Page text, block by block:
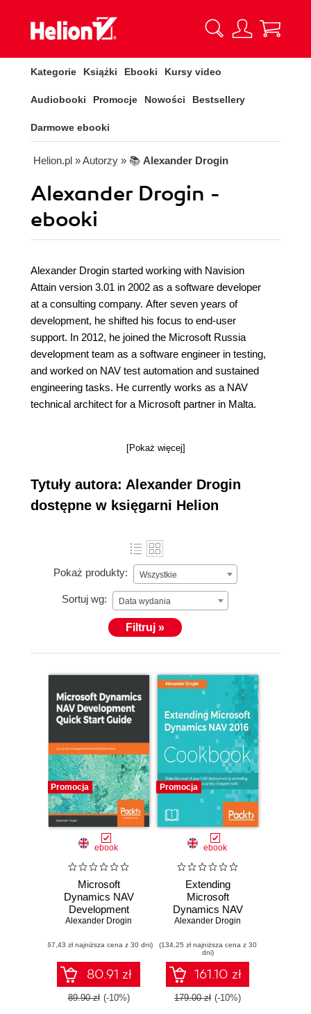
Kategorie Książki Ebooki Kursy video
Audiobooki Promocje Nowości Bestsellery
Darmowe ebooki
Helion.pl » Autorzy » 📚 Alexander Drogin
Alexander Drogin -
ebooki
Alexander Drogin started working with Navision
Attain version 3.01 in 2002 as a software developer
at a consulting company. After seven years of
development, he shifted his focus to end-user
support. In 2012, he joined the Microsoft Russia
development team as a software engineer in testing,
and worked on NAV test automation and sustained
engineering tasks. He currently works as a NAV
technical architect for a Microsoft partner in Malta.
[Pokaż więcej]
Tytuły autora: Alexander Drogin
dostępne w księgarni Helion
Pokaż produkty: Wszystkie
Sortuj wg: Data wydania
Filtruj »
Promocja
ebook
Microsoft
Dynamics NAV
Development
Quick Start Guide.
with Microsoft
Dynamics NAV
Alexander Drogin
(67,43 zł najniższa cena z 30 dni)
80.91 zł
89.90 zł (-10%)
Promocja
ebook
Extending
Microsoft
Dynamics NAV
2016 Cookbook.
NAV 2016 to win
the business world
Alexander Drogin
(134,25 zł najniższa cena z 30
dni)
161.10 zł
179.00 zł (-10%)